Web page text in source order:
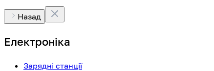
Назад
Електроніка
Зарядні станції